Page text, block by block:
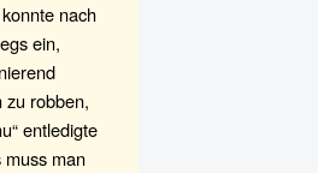
nach
ein,
zu robben,
entledigte
muss man